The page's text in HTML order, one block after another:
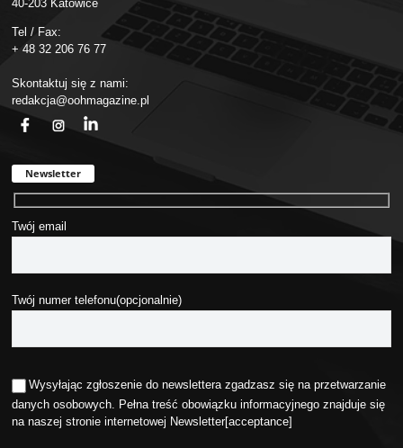
40-203 Katowice
Tel / Fax:
+ 48 32 206 76 77
Skontaktuj się z nami:
redakcja@oohmagazine.pl
Newsletter
Twój email
Twój numer telefonu(opcjonalnie)
Wysyłając zgłoszenie do newslettera zgadzasz się na przetwarzanie
danych osobowych. Pełna treść obowiązku informacyjnego znajduje się
na naszej stronie internetowej Newsletter[acceptance]